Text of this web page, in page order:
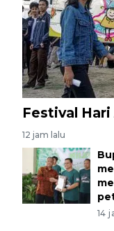
Festival
12 jam lalu
14